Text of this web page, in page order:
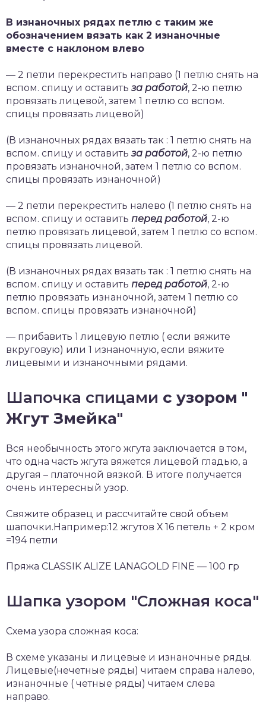
В изнаночных рядах петлю с таким же
обозначением вязать как 2 изнаночные
вместе с наклоном влево
— 2 петли перекрестить направо (1 петлю снять на
вспом. спицу и оставить за работой, 2-ю петлю
провязать лицевой, затем 1 петлю со вспом.
спицы провязать лицевой)
(В изнаночных рядах вязать так : 1 петлю снять на
вспом. спицу и оставить за работой, 2-ю петлю
провязать изнаночной, затем 1 петлю со вспом.
спицы провязать изнаночной)
— 2 петли перекрестить налево (1 петлю снять на
вспом. спицу и оставить перед работой, 2-ю
петлю провязать лицевой, затем 1 петлю со вспом.
спицы провязать лицевой.
(В изнаночных рядах вязать так : 1 петлю снять на
вспом. спицу и оставить перед работой, 2-ю
петлю провязать изнаночной, затем 1 петлю со
вспом. спицы провязать изнаночной)
— прибавить 1 лицевую петлю ( если вяжите
вкруговую) или 1 изнаночную, если вяжите
лицевыми и изнаночными рядами.
Шапочка спицами с узором "
Жгут Змейка"
Вся необычность этого жгута заключается в том,
что одна часть жгута вяжется лицевой гладью, а
другая – платочной вязкой. В итоге получается
очень интересный узор.
Свяжите образец и рассчитайте свой объем
шапочки.Например:12 жгутов Х 16 петель + 2 кром
=194 петли
Пряжа CLASSIK ALIZE LANAGOLD FINE — 100 гр
Шапка узором "Сложная коса"
Схема узора сложная коса:
В схеме указаны и лицевые и изнаночные ряды.
Лицевые(нечетные ряды) читаем справа налево,
изнаночные ( четные ряды) читаем слева
направо.